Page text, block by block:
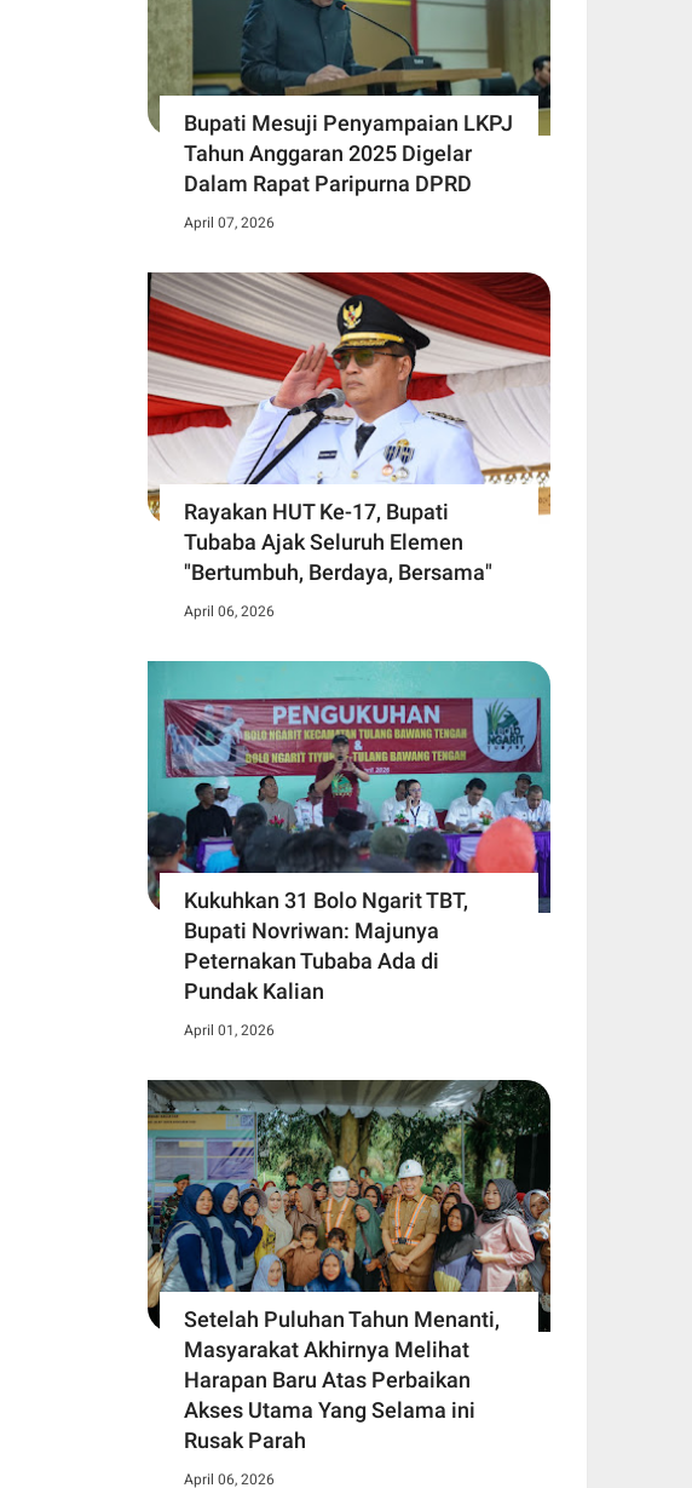
Bupati Mesuji Penyampaian LKPJ
Tahun Anggaran 2025 Digelar
Dalam Rapat Paripurna DPRD
April 07, 2026
Rayakan HUT Ke-17, Bupati
Tubaba Ajak Seluruh Elemen
"Bertumbuh, Berdaya, Bersama"
April 06, 2026
Kukuhkan 31 Bolo Ngarit TBT,
Bupati Novriwan: Majunya
Peternakan Tubaba Ada di
Pundak Kalian
April 01, 2026
Setelah Puluhan Tahun Menanti,
Masyarakat Akhirnya Melihat
Harapan Baru Atas Perbaikan
Akses Utama Yang Selama ini
Rusak Parah
April 06, 2026